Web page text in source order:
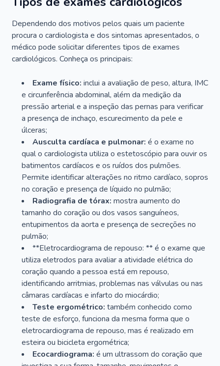
Dependendo dos motivos pelos quais um paciente
procura o cardiologista e dos sintomas apresentados, o
médico pode solicitar diferentes tipos de exames
cardiológicos. Conheça os principais:
Exame físico: inclui a avaliação de peso, altura, IMC
e circunferência abdominal, além da medição da
pressão arterial e a inspeção das pernas para verificar
a presença de inchaço, escurecimento da pele e
úlceras;
Ausculta cardíaca e pulmonar: é o exame no
qual o cardiologista utiliza o estetoscópio para ouvir os
batimentos cardíacos e os ruídos dos pulmões.
Permite identificar alterações no ritmo cardíaco, sopros
no coração e presença de líquido no pulmão;
Radiografia de tórax: mostra aumento do
tamanho do coração ou dos vasos sanguíneos,
entupimentos da aorta e presença de secreções no
pulmão;
**Eletrocardiograma de repouso: ** é o exame que
utiliza eletrodos para avaliar a atividade elétrica do
coração quando a pessoa está em repouso,
identificando arritmias, problemas nas válvulas ou nas
câmaras cardíacas e infarto do miocárdio;
Teste ergométrico: também conhecido como
teste de esforço, funciona da mesma forma que o
eletrocardiograma de repouso, mas é realizado em
esteira ou bicicleta ergométrica;
Ecocardiograma: é um ultrassom do coração que